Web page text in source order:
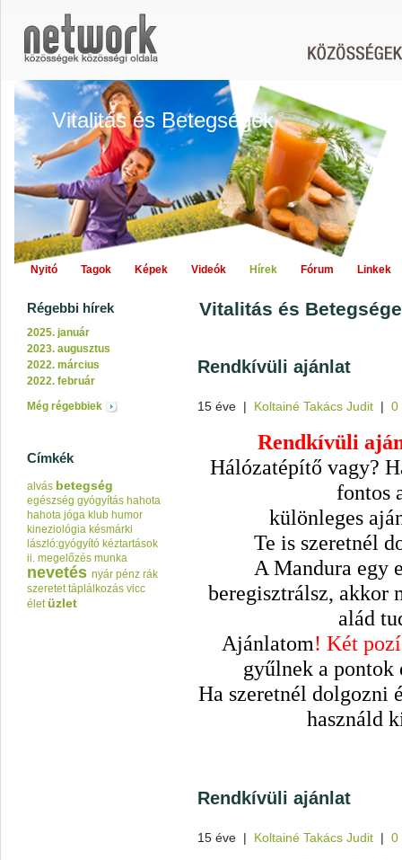
Vitalitás és Betegségek
Nyitó Tagok Képek Videók Hírek Fórum Linkek
Régebbi hírek
2025. január
2023. augusztus
2022. március
2022. február
Még régebbiek
Címkék
alvás betegség
egészség gyógyítás hahota
hahota jóga klub humor
kineziológia késmárki
lászló:gyógyító kéztartások
ii. megelőzés munka
nevetés nyár pénz rák
szeretet táplálkozás vicc
élet üzlet
Vitalitás és
Rendkívüli ajánlat
15 éve | Koltainé Takács Judit | 0
Rendkívüli
Hálózatépítő vagy?
fontos
különleges
Te is szeretnél
A Mandura egy
beregisztrálsz, akkor
alád
Ajánlatom! Két
gyűlnek a pontok
Ha szeretnél dolgozni
használd
Rendkívüli ajánlat
15 éve | Koltainé Takács Judit | 0